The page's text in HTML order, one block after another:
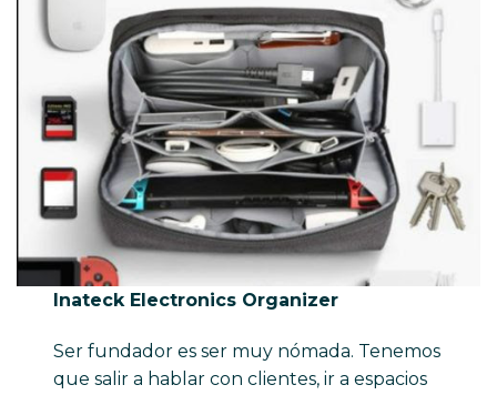
Inateck Electronics Organizer
Ser fundador es ser muy nómada. Tenemos
que salir a hablar con clientes, ir a espacios